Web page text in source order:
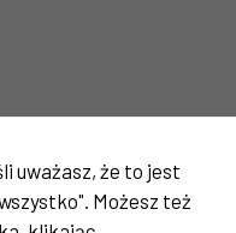
uważasz, że to jest
Możesz też